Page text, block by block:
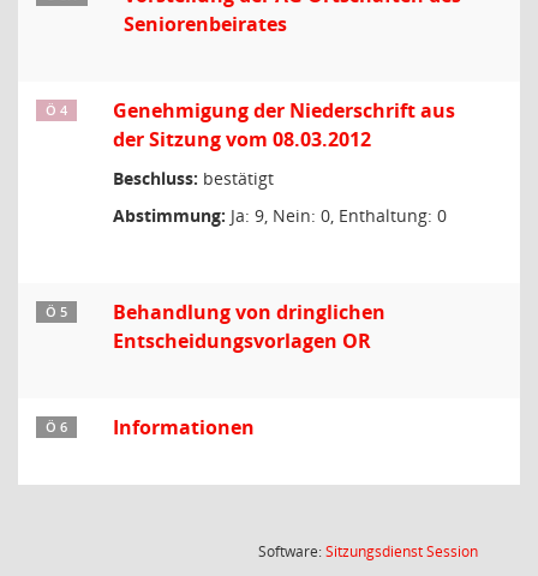
Seniorenbeirates
Ö 4
Genehmigung der Niederschrift aus
der Sitzung vom 08.03.2012
Beschluss: bestätigt
Abstimmung: Ja: 9, Nein: 0, Enthaltung: 0
Ö 5
Behandlung von dringlichen
Entscheidungsvorlagen OR
Ö 6 Informationen
Software:SitzungsdienstSession(Wird in